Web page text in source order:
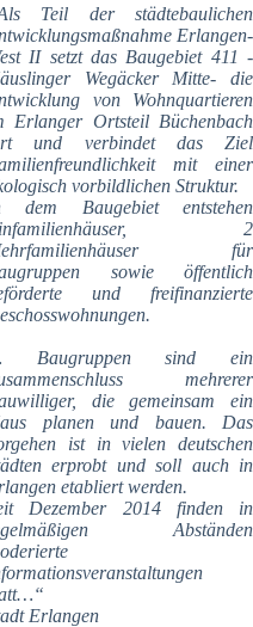
Teil der städtebaulichen
Erlangen-
II setzt das Baugebiet 411 -
Wegäcker Mitte- die
von Wohnquartieren
Erlanger Ortsteil Büchenbach
und verbindet das Ziel
mit einer
vorbildlichen Struktur.
dem Baugebiet entstehen
2
für
sowie öffentlich
und freifinanzierte
Baugruppen sind ein
mehrerer
die gemeinsam ein
planen und bauen. Das
ist in vielen deutschen
erprobt und soll auch in
etabliert werden.
Dezember 2014 finden in
Abständen
Erlangen